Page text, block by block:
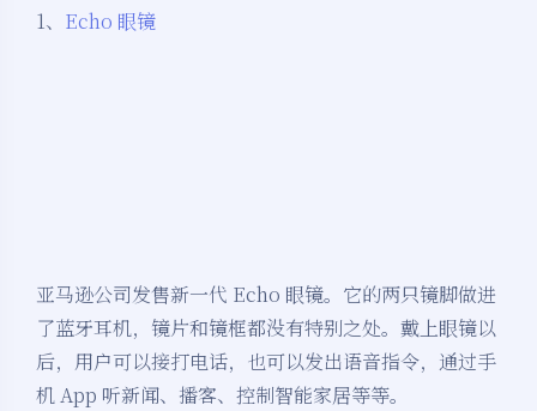
1、 Echo 眼镜
亚马逊公司发售新一代 Echo 眼镜。它的两只镜脚做进
了蓝牙耳机，镜片和镜框都没有特别之处。戴上眼镜以
后，用户可以接打电话，也可以发出语音指令，通过手
机 App 听新闻、播客、控制智能家居等等。